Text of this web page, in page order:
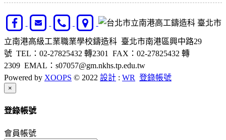
臺北市
立南港高級工業職業學校鑄造科 臺北市南港區興中路29
號 TEL：02-27825432 轉2301 FAX：02-27825432 轉
2309 EMAL：s07057@gm.nkhs.tp.edu.tw
Powered by XOOPS © 2022 設計 : WR 登錄帳號
×
登錄帳號
會員帳號